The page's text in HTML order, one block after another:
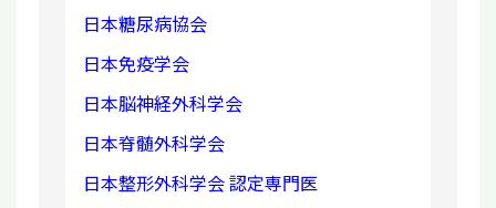
日本糖尿病協会
日本免疫学会
日本脳神経外科学会
日本脊髄外科学会
日本整形外科学会 認定専門医